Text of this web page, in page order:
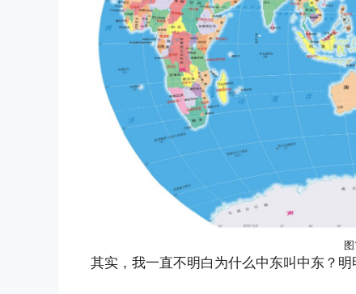
其实，我一直不明白为什么中东叫中东？明